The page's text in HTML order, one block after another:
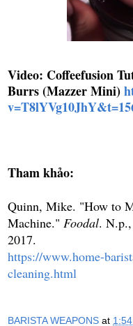
Video: Coffeefusion
Burrs (Mazzer Mini)
Tham khảo:
Quinn, Mike. "How to
Machine." Foodal.
2017.
https://www.home-
cleaning.html
BARISTA WEAPONS at